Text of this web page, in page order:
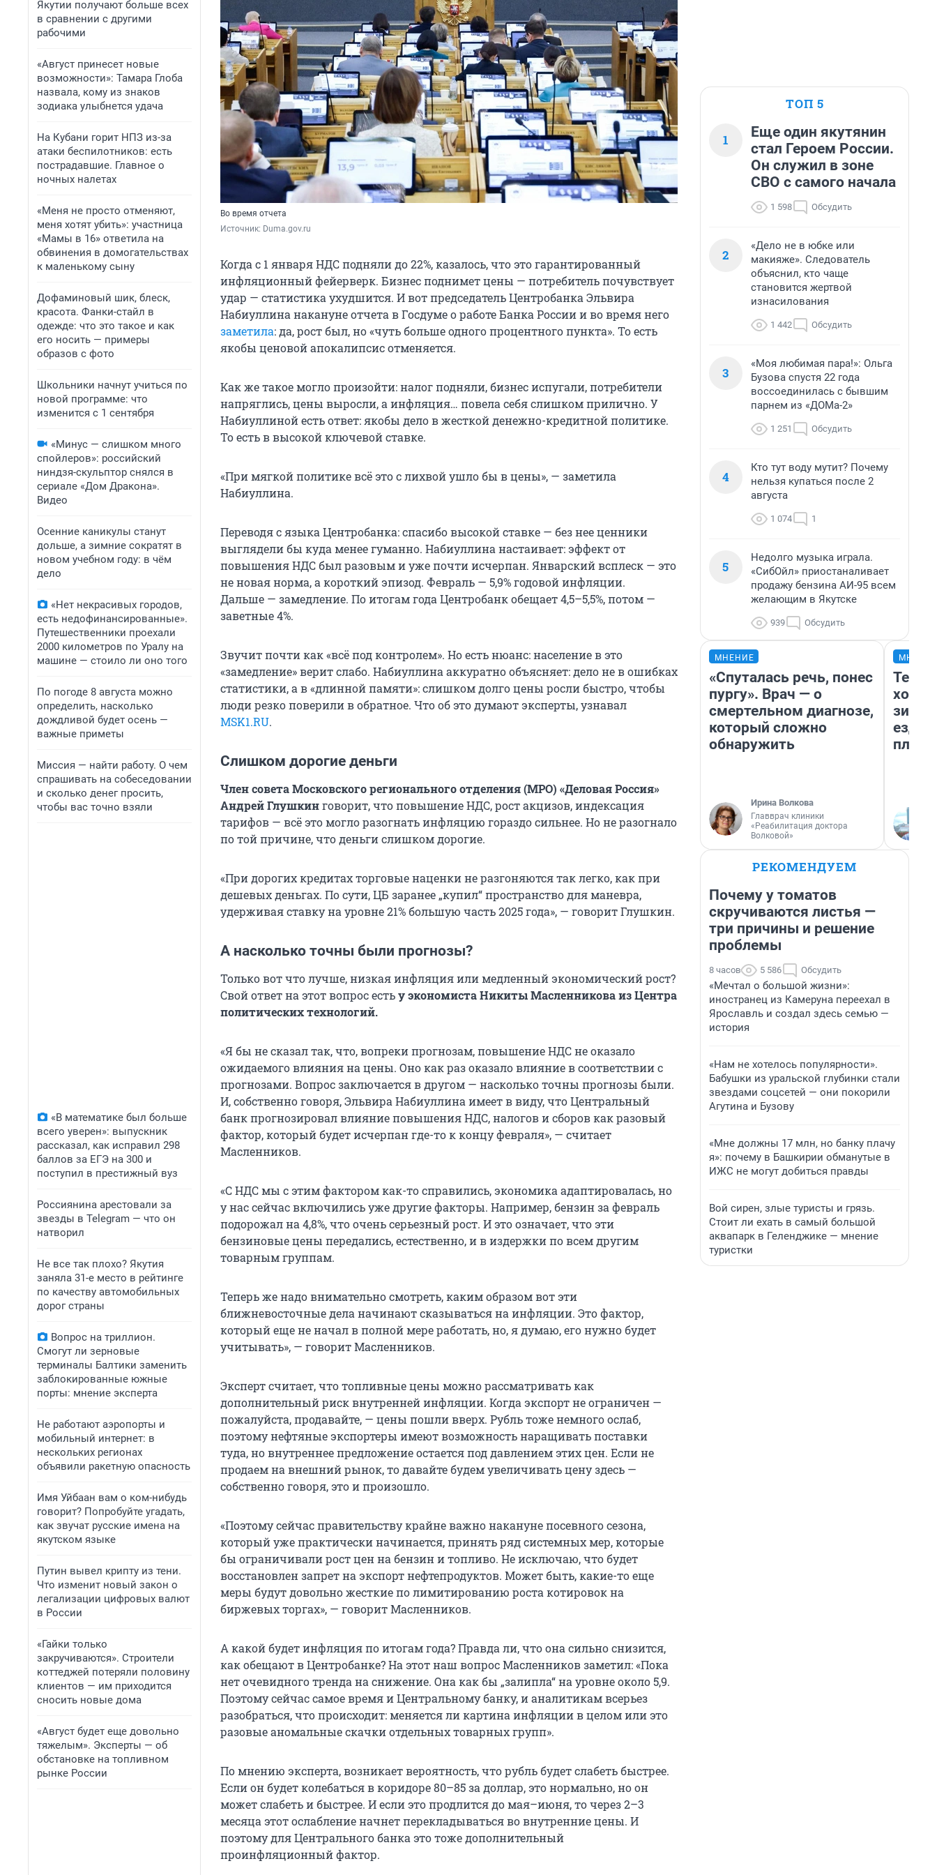
Якутии получают больше всех
в сравнении с другими
рабочими
«Август принесет новые
возможности»: Тамара Глоба
назвала, кому из знаков
зодиака улыбнется удача
На Кубани горит НПЗ из-за
атаки беспилотников: есть
пострадавшие. Главное о
ночных налетах
«Меня не просто отменяют,
меня хотят убить»: участница
«Мамы в 16» ответила на
обвинения в домогательствах
к маленькому сыну
Дофаминовый шик, блеск,
красота. Фанки-стайл в
одежде: что это такое и как
его носить — примеры
образов с фото
Школьники начнут учиться по
новой программе: что
изменится с 1 сентября
«Минус — слишком много
спойлеров»: российский
ниндзя-скульптор снялся в
сериале «Дом Дракона».
Видео
Осенние каникулы станут
дольше, а зимние сократят в
новом учебном году: в чём
дело
«Нет некрасивых городов,
есть недофинансированные».
Путешественники проехали
2000 километров по Уралу на
машине — стоило ли оно того
По погоде 8 августа можно
определить, насколько
дождливой будет осень —
важные приметы
Миссия — найти работу. О чем
спрашивать на собеседовании
и сколько денег просить,
чтобы вас точно взяли
«В математике был больше
всего уверен»: выпускник
рассказал, как исправил 298
баллов за ЕГЭ на 300 и
поступил в престижный вуз
Россиянина арестовали за
звезды в Telegram — что он
натворил
Не все так плохо? Якутия
заняла 31-е место в рейтинге
по качеству автомобильных
дорог страны
Вопрос на триллион.
Смогут ли зерновые
терминалы Балтики заменить
заблокированные южные
порты: мнение эксперта
Не работают аэропорты и
мобильный интернет: в
нескольких регионах
объявили ракетную опасность
Имя Уйбаан вам о ком-нибудь
говорит? Попробуйте угадать,
как звучат русские имена на
якутском языке
Путин вывел крипту из тени.
Что изменит новый закон о
легализации цифровых валют
в России
«Гайки только
закручиваются». Строители
коттеджей потеряли половину
клиентов — им приходится
сносить новые дома
«Август будет еще довольно
тяжелым». Эксперты — об
обстановке на топливном
рынке России
Во время отчета
Источник: Duma.gov.ru
Когда с 1 января НДС подняли до 22%, казалось, что это гарантированный
инфляционный фейерверк. Бизнес поднимет цены — потребитель почувствует
удар — статистика ухудшится. И вот председатель Центробанка Эльвира
Набиуллина накануне отчета в Госдуме о работе Банка России и во время него
заметила: да, рост был, но «чуть больше одного процентного пункта». То есть
якобы ценовой апокалипсис отменяется.
Как же такое могло произойти: налог подняли, бизнес испугали, потребители
напряглись, цены выросли, а инфляция… повела себя слишком прилично. У
Набиуллиной есть ответ: якобы дело в жесткой денежно-кредитной политике.
То есть в высокой ключевой ставке.
«При мягкой политике всё это с лихвой ушло бы в цены», — заметила
Набиуллина.
Переводя с языка Центробанка: спасибо высокой ставке — без нее ценники
выглядели бы куда менее гуманно. Набиуллина настаивает: эффект от
повышения НДС был разовым и уже почти исчерпан. Январский всплеск — это
не новая норма, а короткий эпизод. Февраль — 5,9% годовой инфляции.
Дальше — замедление. По итогам года Центробанк обещает 4,5–5,5%, потом —
заветные 4%.
Звучит почти как «всё под контролем». Но есть нюанс: население в это
«замедление» верит слабо. Набиуллина аккуратно объясняет: дело не в ошибках
статистики, а в «длинной памяти»: слишком долго цены росли быстро, чтобы
люди резко поверили в обратное. Что об это думают эксперты, узнавал
MSK1.RU.
Слишком дорогие деньги
Член совета Московского регионального отделения (МРО) «Деловая Россия»
Андрей Глушкинговорит, что повышение НДС, рост акцизов, индексация
тарифов — всё это могло разогнать инфляцию гораздо сильнее. Но не разогнало
по той причине, что деньги слишком дорогие.
«При дорогих кредитах торговые наценки не разгоняются так легко, как при
дешевых деньгах. По сути, ЦБ заранее „купил“ пространство для маневра,
удерживая ставку на уровне 21% большую часть 2025 года», — говорит Глушкин.
А насколько точны были прогнозы?
Только вот что лучше, низкая инфляция или медленный экономический рост?
Свой ответ на этот вопрос естьу экономиста Никиты Масленникова из Центра
политических технологий.
«Я бы не сказал так, что, вопреки прогнозам, повышение НДС не оказало
ожидаемого влияния на цены. Оно как раз оказало влияние в соответствии с
прогнозами. Вопрос заключается в другом — насколько точны прогнозы были.
И, собственно говоря, Эльвира Набиуллина имеет в виду, что Центральный
банк прогнозировал влияние повышения НДС, налогов и сборов как разовый
фактор, который будет исчерпан где-то к концу февраля», — считает
Масленников.
«С НДС мы с этим фактором как-то справились, экономика адаптировалась, но
у нас сейчас включились уже другие факторы. Например, бензин за февраль
подорожал на 4,8%, что очень серьезный рост. И это означает, что эти
бензиновые цены передались, естественно, и в издержки по всем другим
товарным группам.
Теперь же надо внимательно смотреть, каким образом вот эти
ближневосточные дела начинают сказываться на инфляции. Это фактор,
который еще не начал в полной мере работать, но, я думаю, его нужно будет
учитывать», — говорит Масленников.
Эксперт считает, что топливные цены можно рассматривать как
дополнительный риск внутренней инфляции. Когда экспорт не ограничен —
пожалуйста, продавайте, — цены пошли вверх. Рубль тоже немного ослаб,
поэтому нефтяные экспортеры имеют возможность наращивать поставки
туда, но внутреннее предложение остается под давлением этих цен. Если не
продаем на внешний рынок, то давайте будем увеличивать цену здесь —
собственно говоря, это и произошло.
«Поэтому сейчас правительству крайне важно накануне посевного сезона,
который уже практически начинается, принять ряд системных мер, которые
бы ограничивали рост цен на бензин и топливо. Не исключаю, что будет
восстановлен запрет на экспорт нефтепродуктов. Может быть, какие-то еще
меры будут довольно жесткие по лимитированию роста котировок на
биржевых торгах», — говорит Масленников.
А какой будет инфляция по итогам года? Правда ли, что она сильно снизится,
как обещают в Центробанке? На этот наш вопрос Масленников заметил: «Пока
нет очевидного тренда на снижение. Она как бы „залипла“ на уровне около 5,9.
Поэтому сейчас самое время и Центральному банку, и аналитикам всерьез
разобраться, что происходит: меняется ли картина инфляции в целом или это
разовые аномальные скачки отдельных товарных групп».
По мнению эксперта, возникает вероятность, что рубль будет слабеть быстрее.
Если он будет колебаться в коридоре 80–85 за доллар, это нормально, но он
может слабеть и быстрее. И если это продлится до мая–июня, то через 2–3
месяца этот ослабление начнет перекладываться во внутренние цены. И
поэтому для Центрального банка это тоже дополнительный
проинфляционный фактор.
ТОП 5
1
Еще один якутянин
стал Героем России.
Он служил в зоне
СВО с самого начала
1 598 Обсудить
2
«Дело не в юбке или
макияже». Следователь
объяснил, кто чаще
становится жертвой
изнасилования
1 442 Обсудить
3
«Моя любимая пара!»: Ольга
Бузова спустя 22 года
воссоединилась с бывшим
парнем из «ДОМа-2»
1 251 Обсудить
4
Кто тут воду мутит? Почему
нельзя купаться после 2
августа
1 074 1
5
Недолго музыка играла.
«СибОйл» приостаналивает
продажу бензина АИ-95 всем
желающим в Якутске
939 Обсудить
МНЕНИЕ
«Спуталась речь, понес
пургу». Врач — о
смертельном диагнозе,
который сложно
обнаружить
Ирина Волкова
Главврач клиники
«Реабилитация доктора
Волковой»
ездит
РЕКОМЕНДУЕМ
Почему у томатов
скручиваются листья —
три причины и решение
проблемы
8 часов 5 586 Обсудить
«Мечтал о большой жизни»:
иностранец из Камеруна переехал в
Ярославль и создал здесь семью —
история
«Нам не хотелось популярности».
Бабушки из уральской глубинки стали
звездами соцсетей — они покорили
Агутина и Бузову
«Мне должны 17 млн, но банку плачу
я»: почему в Башкирии обманутые в
ИЖС не могут добиться правды
Вой сирен, злые туристы и грязь.
Стоит ли ехать в самый большой
аквапарк в Геленджике — мнение
туристки